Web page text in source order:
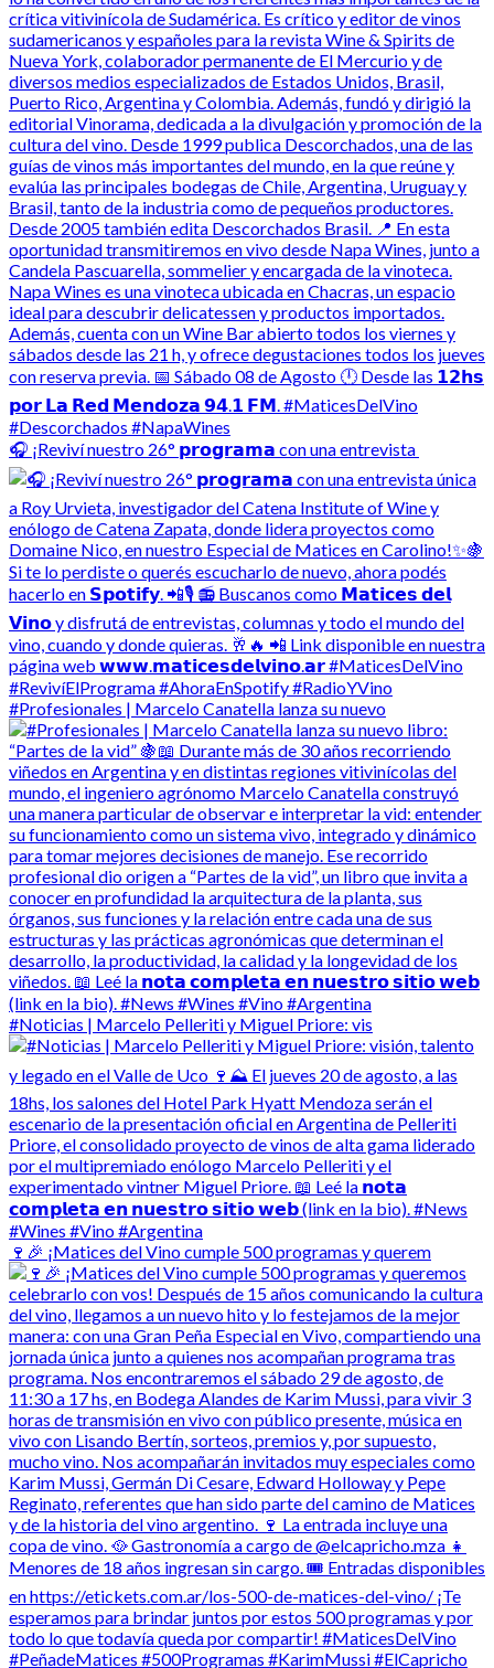
🎧 ¡Reviví nuestro 26° 𝗽𝗿𝗼𝗴𝗿𝗮𝗺𝗮 con una entrevista
#Profesionales | Marcelo Canatella lanza su nuevo
#Noticias | Marcelo Pelleriti y Miguel Priore: vis
🍷🎉 ¡Matices del Vino cumple 500 programas y querem